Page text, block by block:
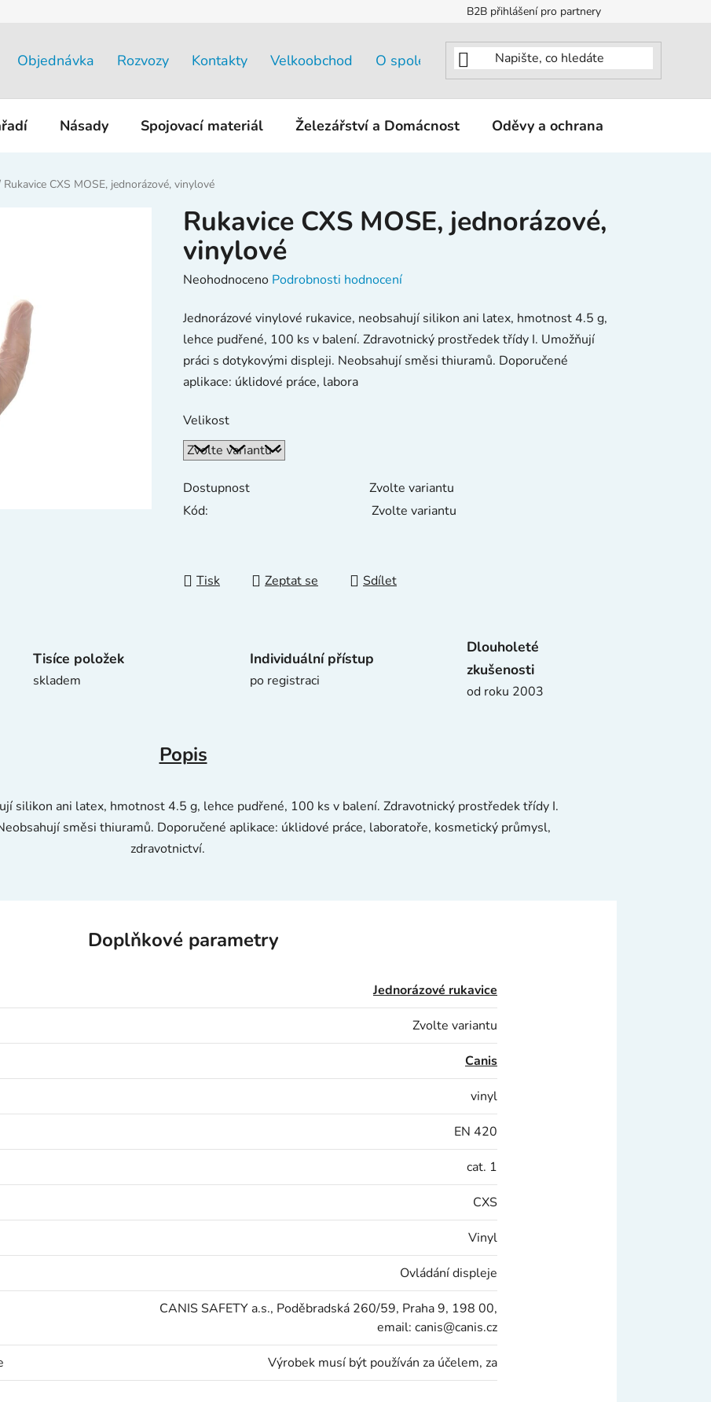
B2B přihlášení pro partnery
Objednávka Rozvozy Kontakty Velkoobchod O společnosti
Násady Spojovací materiál Železářství a Domácnost Oděvy a ochrana
Rukavice CXS MOSE, jednorázové, vinylové
Rukavice CXS MOSE, jednorázové,
vinylové
Průměrné
produktu
je
0,0
z
hvězdiček.
Neohodnoceno Podrobnosti hodnocení
Jednorázové vinylové rukavice, neobsahují silikon ani latex, hmotnost 4.5 g,
lehce pudřené, 100 ks v balení. Zdravotnický prostředek třídy I. Umožňují
práci s dotykovými displeji. Neobsahují směsi thiuramů. Doporučené
aplikace: úklidové práce, labora
Velikost
Dostupnost
Zvolte variantu
Kód:
Zvolte variantu
Tisk Zeptat se Sdílet
Tisíce položek
skladem
Individuální přístup
po registraci
Dlouholeté
zkušenosti
od roku 2003
Popis
silikon ani latex, hmotnost 4.5 g, lehce pudřené, 100 ks v balení. Zdravotnický prostředek třídy I.
směsi thiuramů. Doporučené aplikace: úklidové práce, laboratoře, kosmetický průmysl,
zdravotnictví.
Doplňkové parametry
Jednorázové rukavice
Zvolte variantu
Canis
vinyl
EN 420
cat. 1
CXS
Vinyl
Ovládání displeje
CANIS SAFETY a.s., Poděbradská 260/59, Praha 9, 198 00,
email: canis@canis.cz
Výrobek musí být používán za účelem, za